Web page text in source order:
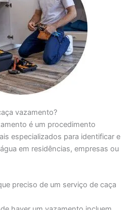
vazamento?
é um procedimento
especializados para identificar e
em residências, empresas ou
preciso de um serviço de caça